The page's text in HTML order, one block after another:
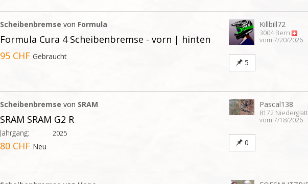
Scheibenbremse von Formula
Formula Cura 4 Scheibenbremse - vorn | hinten
95 CHFGebraucht
Killbill72
3004 Bern
vom 7/20/2026
5
Scheibenbremse von SRAM
SRAM SRAM G2 R
Jahrgang: 2025
80 CHF Neu
Pascal138
8172
vom 7/18/2026
0